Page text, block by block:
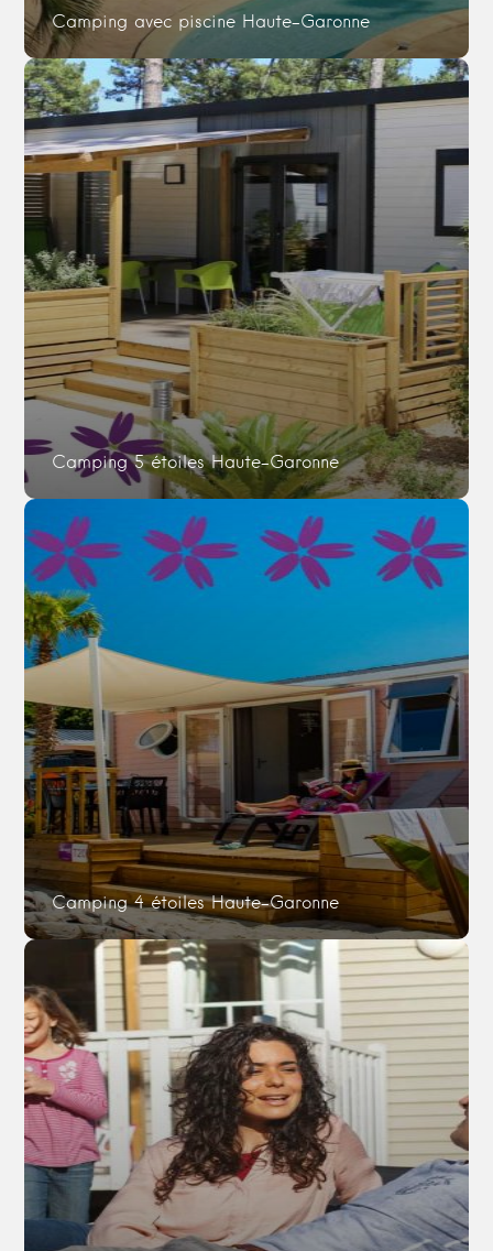
Camping avec piscine Haute-Garonne
Camping 5 étoiles Haute-Garonne
Camping 4 étoiles Haute-Garonne